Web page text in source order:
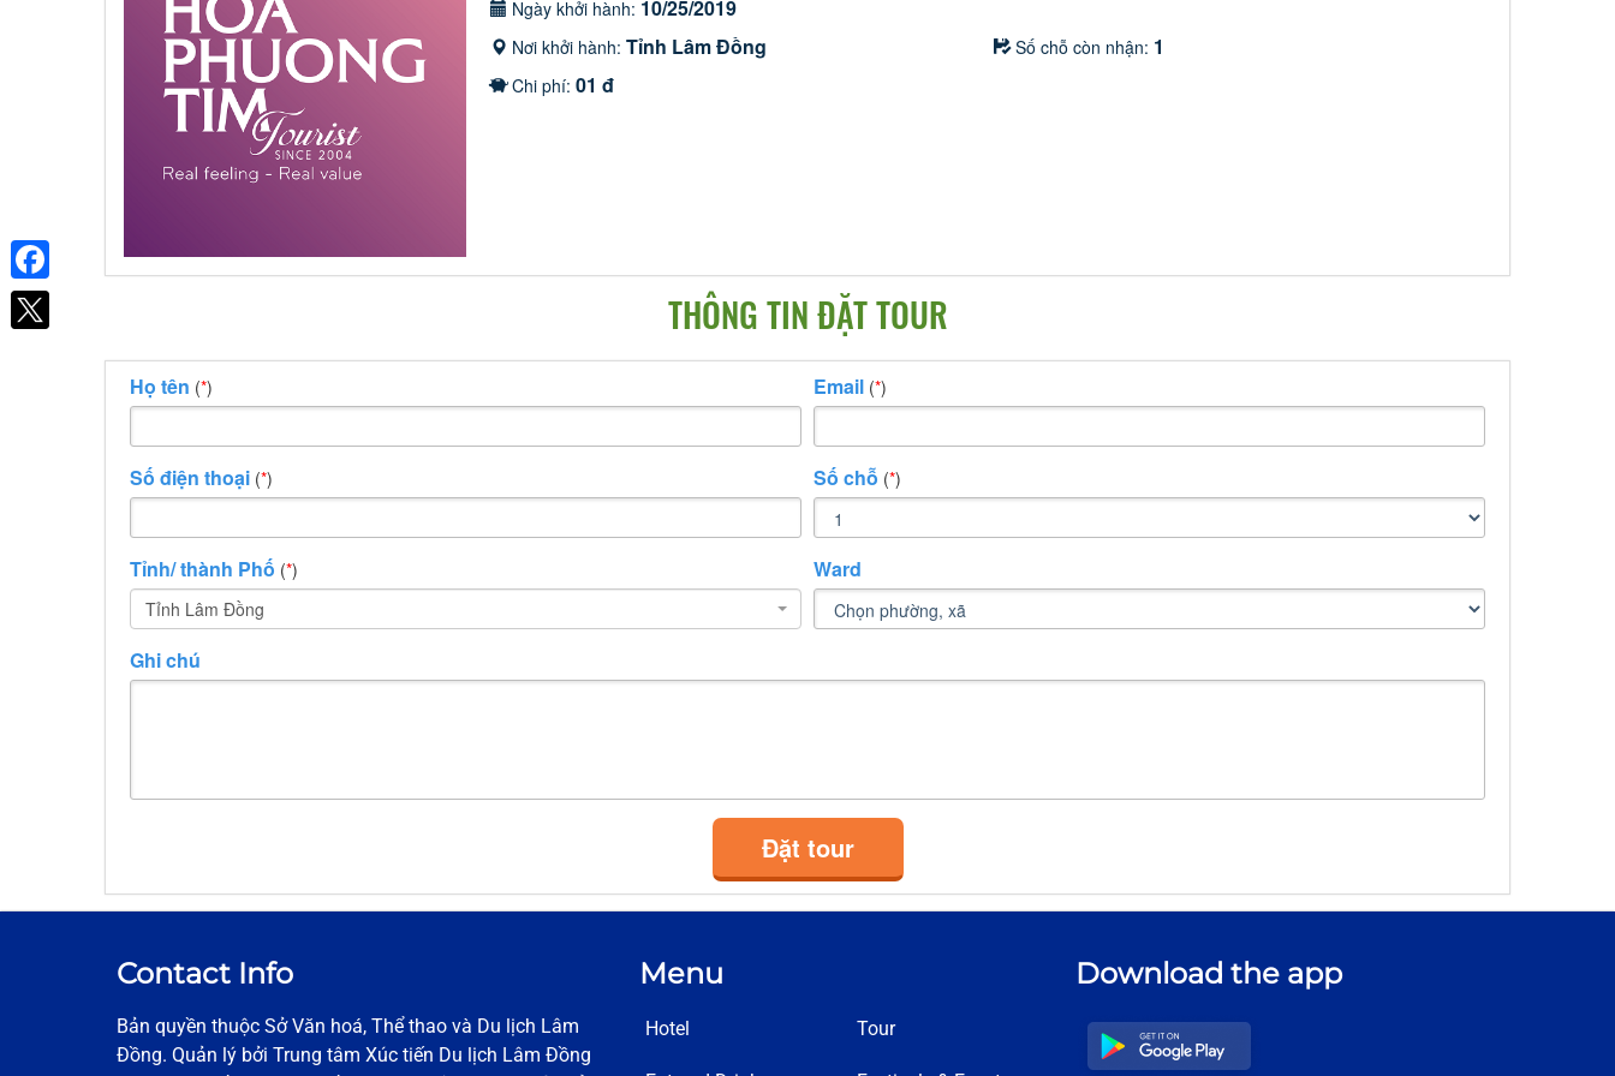
Ngày khởi hành: 10/25/2019
Nơi khởi hành: Tỉnh Lâm Đồng Số chỗ còn nhận: 1
Chi phí: 01 đ
THÔNG TIN ĐẶT TOUR
Họ tên (*) Email (*)
Số điện thoại (*) Số chỗ (*)
Tỉnh/ thành Phố (*)
Tỉnh Lâm Đồng
Ward
Ghi chú
Đặt tour
Contact Info
Bản quyền thuộc Sở Văn hoá, Thể thao và Du lịch Lâm
Đồng. Quản lý bởi Trung tâm Xúc tiến Du lịch Lâm Đồng
Menu
Hotel Tour
Download the app
Facebook